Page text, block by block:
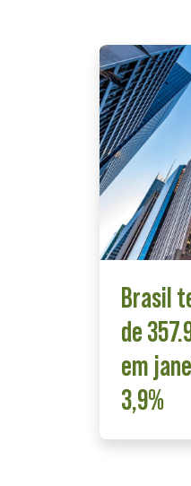
Brasil
de
em
3,9%